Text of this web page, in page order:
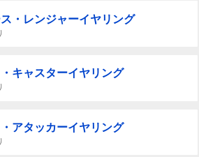
・レンジャーイヤリング
キャスターイヤリング
アタッカーイヤリング